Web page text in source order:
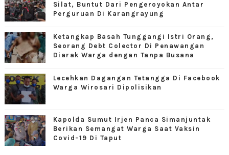
Silat, Buntut Dari Pengeroyokan Antar
Perguruan Di Karangrayung
Ketangkap Basah Tunggangi Istri Orang,
Seorang Debt Colector Di Penawangan
Diarak Warga dengan Tanpa Busana
Lecehkan Dagangan Tetangga Di Facebook
Warga Wirosari Dipolisikan
Kapolda Sumut Irjen Panca Simanjuntak
Berikan Semangat Warga Saat Vaksin
Covid-19 Di Taput